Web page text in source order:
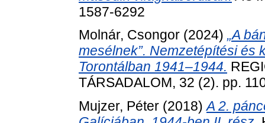
1587-6292
Molnár, Csongor (2024) „A
mesélnek”. Nemzetépítési
Torontálban 1941–1944.
TÁRSADALOM, 32 (2). pp.
Mujzer, Péter (2018)A 2.